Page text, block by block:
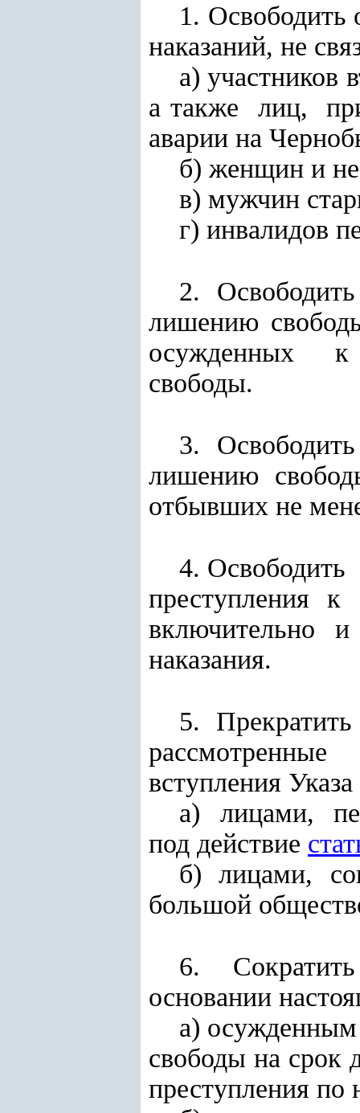
1.
наказаний, не
а)
а также лиц,
аварии на
б) женщин и
в) мужчин
г) инвалидов
2.
лишению
осужденных к
свободы.
3.
лишению
отбывших не
4.
включительно и
наказания.
5.
вступления
а) лицами,
под действие
б) лицами,
большой
6.
основании
а)
свободы на
преступления по